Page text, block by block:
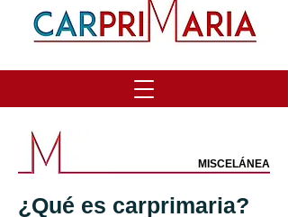
MISCELÁNEA
¿Qué es carprimaria?